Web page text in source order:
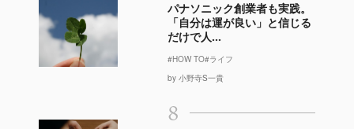
パナソニック創業者も実践。
「自分は運が良い」と信じる
だけで人...
#HOW TO#ライフ
by 小野寺S一貴
8